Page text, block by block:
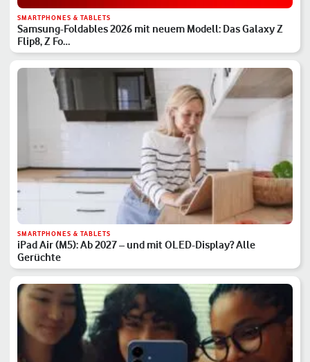
SMARTPHONES & TABLETS
Samsung-Foldables 2026 mit neuem Modell: Das Galaxy Z
Flip8, Z Fo…
SMARTPHONES & TABLETS
iPad Air (M5): Ab 2027 – und mit OLED-Display? Alle
Gerüchte